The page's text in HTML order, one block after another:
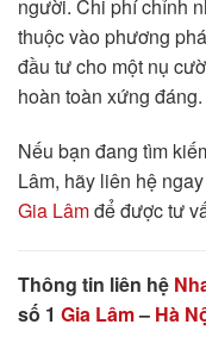
người. Chi phí chỉnh
thuộc vào phương
đầu tư cho một nụ
hoàn toàn xứng đáng.
Nếu bạn đang tìm
Lâm, hãy liên hệ
Gia Lâmđể được tư
Thông tin liên hệ
số 1 Gia Lâm– Hà